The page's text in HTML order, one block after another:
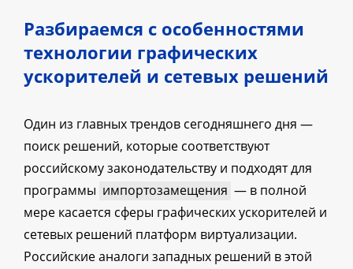
Разбираемся с особенностями
технологии графических
ускорителей и сетевых решений
Один из главных трендов сегодняшнего дня —
поиск решений, которые соответствуют
российскому законодательству и подходят для
программы импортозамещения — в полной
мере касается сферы графических ускорителей и
сетевых решений платформ виртуализации.
Российские аналоги западных решений в этой